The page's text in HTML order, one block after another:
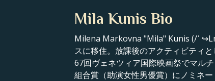
Mila Kunis Bio
Milena Markovna "Mila" Kunis (/ˈ
スに移住。放課後のアクティビティ
67回ヴェネツィア国際映画祭でマル
組合賞（助演女性男優賞）にノミネ